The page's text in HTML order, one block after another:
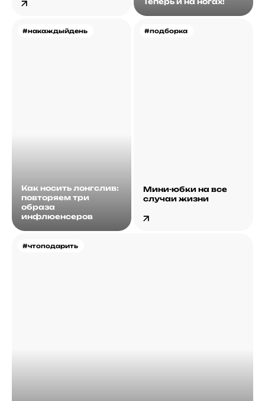
#накаждыйдень
Как носить лонгслив:
повторяем три
образа
инфлюенсеров
#чтоподарить
#подборка
Мини-юбки на все
случаи жизни